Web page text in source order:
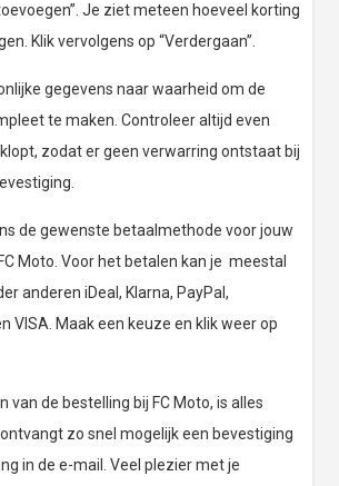
Je ziet meteen hoeveel korting
Klik vervolgens op “Verdergaan”.
gegevens naar waarheid om de
te maken. Controleer altijd even
zodat er geen verwarring ontstaat bij
de gewenste betaalmethode voor jouw
Moto. Voor het betalen kan je meestal
anderen iDeal, Klarna, PayPal,
VISA. Maak een keuze en klik weer op
van de bestelling bij FC Moto, is alles
zo snel mogelijk een bevestiging
in de e-mail. Veel plezier met je